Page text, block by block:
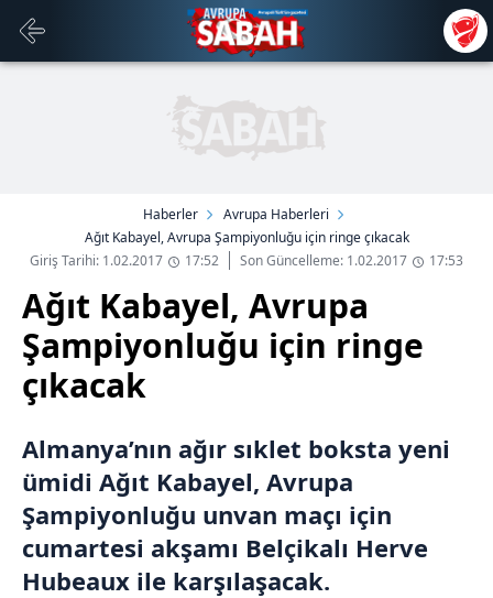
Haberler
Avrupa Haberleri
Ağıt Kabayel, Avrupa Şampiyonluğu için ringe çıkacak
Giriş Tarihi: 1.02.2017
17:52 Son Güncelleme: 1.02.2017 17:53
Ağıt Kabayel, Avrupa
Şampiyonluğu için ringe
çıkacak
Almanya’nın ağır sıklet boksta yeni
ümidi Ağıt Kabayel, Avrupa
Şampiyonluğu unvan maçı için
cumartesi akşamı Belçikalı Herve
Hubeaux ile karşılaşacak.